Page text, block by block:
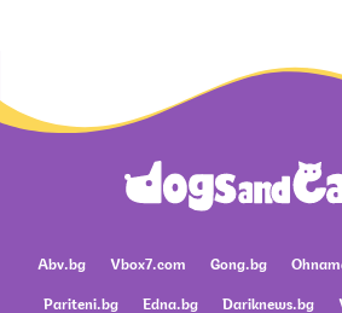
Abv.bg Vbox7.com Gong.bg
Pariteni.bg
Edna.bg Dariknews.bg